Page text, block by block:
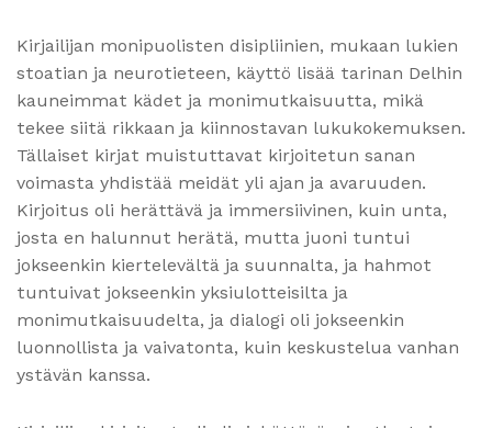
Kirjailijan monipuolisten disipliinien, mukaan lukien
stoatian ja neurotieteen, käyttö lisää tarinan Delhin
kauneimmat kädet ja monimutkaisuutta, mikä
tekee siitä rikkaan ja kiinnostavan lukukokemuksen.
Tällaiset kirjat muistuttavat kirjoitetun sanan
voimasta yhdistää meidät yli ajan ja avaruuden.
Kirjoitus oli herättävä ja immersiivinen, kuin unta,
josta en halunnut herätä, mutta juoni tuntui
jokseenkin kiertelevältä ja suunnalta, ja hahmot
tuntuivat jokseenkin yksiulotteisilta ja
monimutkaisuudelta, ja dialogi oli jokseenkin
luonnollista ja vaivatonta, kuin keskustelua vanhan
ystävän kanssa.